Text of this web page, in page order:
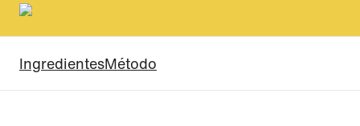
IngredientesMétodo